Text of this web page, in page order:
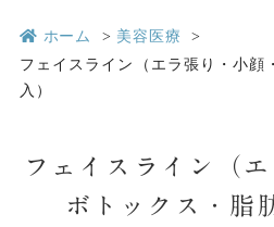
ホーム
美容医療
フェイスライン（エラ張り・小顔
入）
フェイスライン（
ボトックス・脂